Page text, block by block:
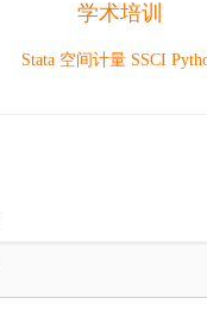
学术培训
Stata 空间计量 SSCI